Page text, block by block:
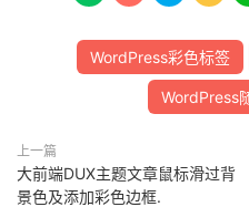
WordPress彩色标签
WordPress
上一篇
大前端DUX主题文章鼠标滑过背
景色及添加彩色边框.